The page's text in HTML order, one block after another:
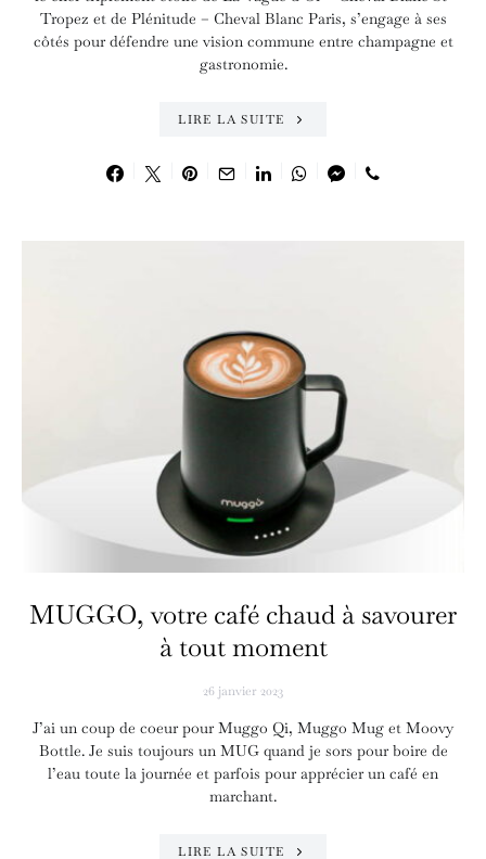
Tropez et de Plénitude – Cheval Blanc Paris, s’engage à ses
côtés pour défendre une vision commune entre champagne et
gastronomie.
LIRE LA SUITE
MUGGO, votre café chaud à savourer
à tout moment
26 janvier 2023
J’ai un coup de coeur pour Muggo Qi, Muggo Mug et Moovy
Bottle. Je suis toujours un MUG quand je sors pour boire de
l’eau toute la journée et parfois pour apprécier un café en
marchant.
LIRE LA SUITE